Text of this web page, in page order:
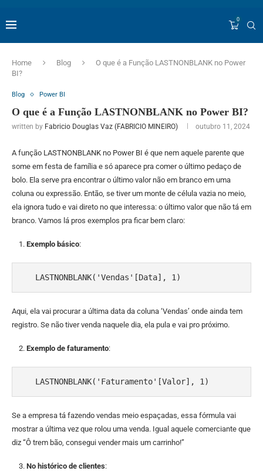
0
Home Blog
O que é a Função LASTNONBLANK no Power
BI?
Blog Power BI
O que é a Função LASTNONBLANK no Power BI?
written by Fabricio Douglas Vaz (FABRICIO MINEIRO) outubro 11, 2024
A função LASTNONBLANK no Power BI é que nem aquele parente que
some em festa de família e só aparece pra comer o último pedaço de
bolo. Ela serve pra encontrar o último valor não em branco em uma
coluna ou expressão. Então, se tiver um monte de célula vazia no meio,
ela ignora tudo e vai direto no que interessa: o último valor que não tá em
branco. Vamos lá pros exemplos pra ficar bem claro:
Exemplo básico:
   LASTNONBLANK('Vendas'[Data], 1)
Aqui, ela vai procurar a última data da coluna ‘Vendas’ onde ainda tem
registro. Se não tiver venda naquele dia, ela pula e vai pro próximo.
Exemplo de faturamento:
   LASTNONBLANK('Faturamento'[Valor], 1)
Se a empresa tá fazendo vendas meio espaçadas, essa fórmula vai
mostrar a última vez que rolou uma venda. Igual aquele comerciante que
diz “Ô trem bão, consegui vender mais um carrinho!”
No histórico de clientes: